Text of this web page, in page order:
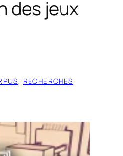
des jeux
, RECHERCHES